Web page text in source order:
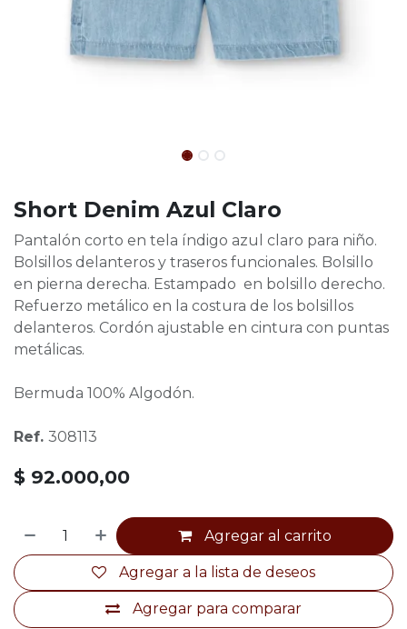
Short Denim Azul Claro
Pantalón corto en tela índigo azul claro para niño.
Bolsillos delanteros y traseros funcionales. Bolsillo
en pierna derecha. Estampado en bolsillo derecho.
Refuerzo metálico en la costura de los bolsillos
delanteros. Cordón ajustable en cintura con puntas
metálicas.
Bermuda 100% Algodón.
Ref. 308113
$ 92.000,00
Agregar al carrito
Agregar para comparar
Agregar a la lista de deseos